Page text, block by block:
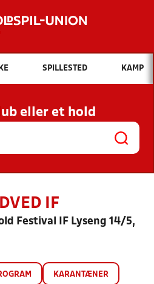
Hvad vil du søge efter?
INDHOLD OG NYHEDER
KLUBBER OG
HOLD
SPILLESTED KAMP
eller et hold
IF
Festival IF Lyseng 14/5,
KARANTÆNER